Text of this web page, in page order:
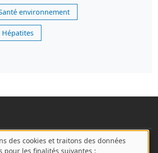
environnement
Hépatites
account menu
des cookies et traitons des données
pour les finalités suivantes :